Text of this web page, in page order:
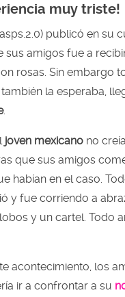
muy triste!
publicó en su
sus amigos fue a
rosas. Sin embargo
también la esperaba,
.
joven mexicano no
que sus amigos
habían en el caso.
y fue corriendo a
y un cartel. Todo
acontecimiento, los
ir a confrontar a su